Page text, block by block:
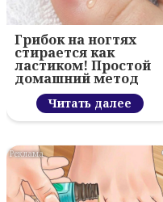
Грибок на ногтях
стирается как
ластиком! Простой
домашний метод
Читать далее